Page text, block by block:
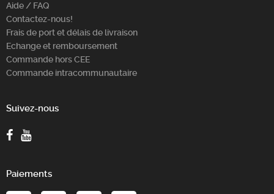
Aide / FAQ
Contactez-nous!
Frais de port et délais de livraison
Echange et remboursement
Commande hors CEE
Commande intracommunautaire
Suivez-nous
Paiements